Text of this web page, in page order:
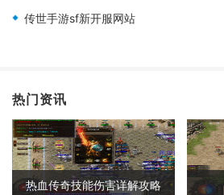
传世手游sf新开服网站
热门资讯
热血传奇技能伤害详解攻略